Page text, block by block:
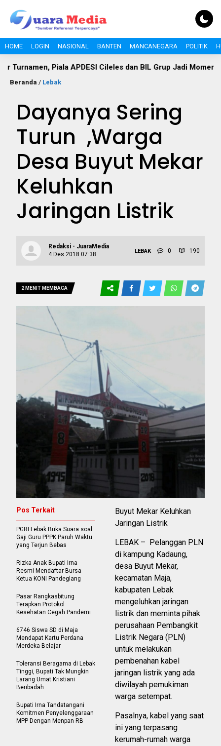
HOME LOGIN NASIONAL BANTEN MANCANEGARA POLITIK
Piala APDESI Cileles dan BIL Grup Jadi Momentum
Beranda / Lebak
Dayanya Sering
Turun ,Warga
Desa Buyut Mekar
Keluhkan
Jaringan Listrik
Redaksi - JuaraMedia
4 Des 2018 07:38
LEBAK 0 190
2 MENIT MEMBACA
Buyut Mekar Keluhkan
Jaringan Listrik
LEBAK – Pelanggan PLN
di kampung Kadaung,
desa Buyut Mekar,
kecamatan Maja,
kabupaten Lebak
mengeluhkan jaringan
listrik dan meminta pihak
perusahaan Pembangkit
Listrik Negara (PLN)
untuk melakukan
pembenahan kabel
jaringan listrik yang ada
diwilayah pemukiman
warga setempat.
Pasalnya, kabel yang saat
ini yang terpasang
kerumah-rumah warga
Pos Terkait
PGRI Lebak Buka Suara soal
Gaji Guru PPPK Paruh Waktu
yang Terjun Bebas
Rizka Anak Bupati Irna
Resmi Mendaftar Bursa
Ketua KONI Pandeglang
Pasar Rangkasbitung
Terapkan Protokol
Kesehatan Cegah Pandemi
6746 Siswa SD di Maja
Mendapat Kartu Perdana
Merdeka Belajar
Toleransi Beragama di Lebak
Tinggi, Bupati Tak Mungkin
Larang Umat Kristiani
Beribadah
Bupati Irna Tandatangani
Komitmen Penyelenggaraan
MPP Dengan Menpan RB